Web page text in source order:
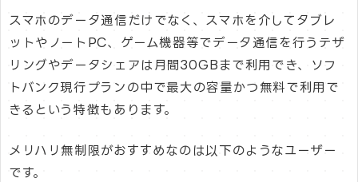
スマホのデータ通信だけでなく、スマホを介してタブレ
ットやノートPC、ゲーム機器等でデータ通信を行うテザ
リングやデータシェアは月間30GBまで利用でき、ソフ
トバンク現行プランの中で最大の容量かつ無料で利用で
きるという特徴もあります。
メリハリ無制限がおすすめなのは以下のようなユーザー
です。